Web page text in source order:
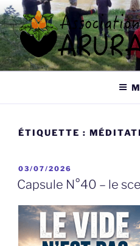
Aller
au
contenu
principal
ARURA
Qi Gong à Tours
ÉTIQUETTE :
PUBLIÉ
LE
03/07/2026
Capsule N°40 – le